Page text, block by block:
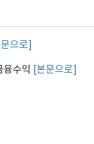
문으로]
수익 [본문으로]